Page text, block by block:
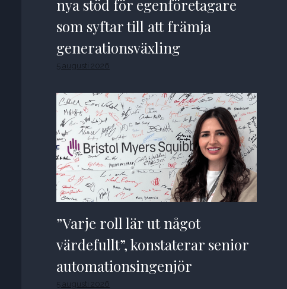
nya stöd för egenföretagare
som syftar till att främja
generationsväxling
5 augusti 2026
”Varje roll lär ut något
värdefullt”, konstaterar senior
automationsingenjör
5 augusti 2026